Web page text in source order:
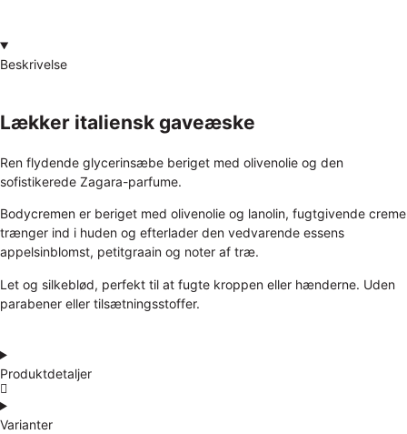
Beskrivelse
Lækker italiensk gaveæske
Ren flydende glycerinsæbe beriget med olivenolie og den
sofistikerede Zagara-parfume.
Bodycremen er beriget med olivenolie og lanolin, fugtgivende creme
trænger ind i huden og efterlader den vedvarende essens
appelsinblomst, petitgraain og noter af træ.
Let og silkeblød, perfekt til at fugte kroppen eller hænderne. Uden
parabener eller tilsætningsstoffer.
Produktdetaljer
Varianter